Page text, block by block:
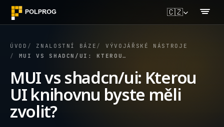
🇨🇿
ÚVOD ZNALOSTNÍ BÁZE
VÝVOJÁŘSKÉ NÁSTROJE
MUI VS SHADCN/UI: KTEROU UI KNIHOVNU BYSTE MĚLI ZVOLIT?
MUI vs shadcn/ui: Kterou
UI knihovnu byste měli
zvolit?